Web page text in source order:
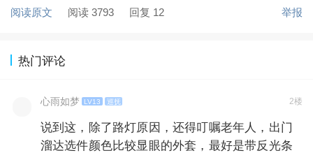
阅读原文 阅读 3793 回复 12 举报
热门评论
心雨如梦 LV13 巡抚 2楼
说到这，除了路灯原因，还得叮嘱老年人，出门
溜达选件颜色比较显眼的外套，最好是带反光条